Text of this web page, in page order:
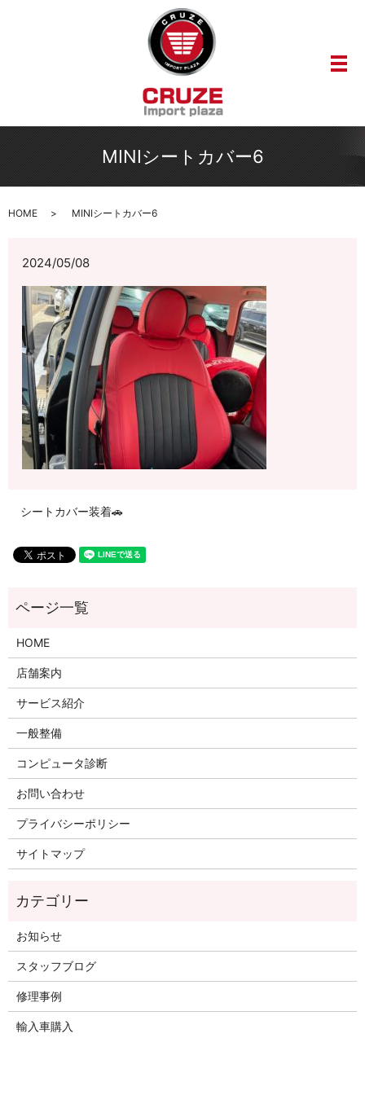
メ
MINIシートカバー6
HOME MINIシートカバー6
2024/05/08
シートカバー装着🚗
HOME
店舗案内
サービス紹介
一般整備
コンピュータ診断
お問い合わせ
プライバシーポリシー
サイトマップ
お知らせ
スタッフブログ
修理事例
輸入車購入